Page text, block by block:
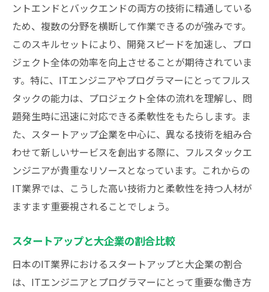
ントエンドとバックエンドの両方の技術に精通している
ため、複数の分野を横断して作業できるのが強みです。
このスキルセットにより、開発スピードを加速し、プロ
ジェクト全体の効率を向上させることが期待されていま
す。特に、ITエンジニアやプログラマーにとってフルス
タックの能力は、プロジェクト全体の流れを理解し、問
題発生時に迅速に対応できる柔軟性をもたらします。ま
た、スタートアップ企業を中心に、異なる技術を組み合
わせて新しいサービスを創出する際に、フルスタックエ
ンジニアが貴重なリソースとなっています。これからの
IT業界では、こうした高い技術力と柔軟性を持つ人材が
ますます重要視されることでしょう。
スタートアップと大企業の割合比較
日本のIT業界におけるスタートアップと大企業の割合
は、ITエンジニアとプログラマーにとって重要な働き方